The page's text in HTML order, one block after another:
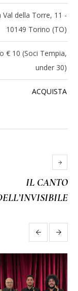
della Torre, 11 -
10149 Torino (TO)
€ 10 (Soci Tempia,
under 30)
ACQUISTA
IL CANTO